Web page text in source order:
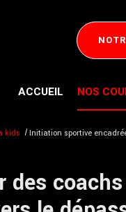
ACCUEIL NOS
kids Initiation sportive